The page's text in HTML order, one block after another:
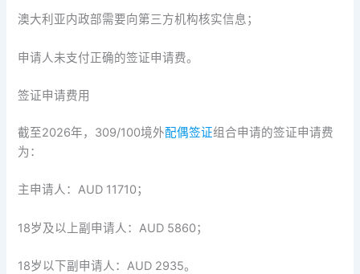
澳大利亚内政部需要向第三方机构核实信息；
申请人未支付正确的签证申请费。
签证申请费用
截至2026年，309/100境外配偶签证组合申请的签证申请费
为：
主申请人：AUD 11710；
18岁及以上副申请人：AUD 5860；
18岁以下副申请人：AUD 2935。